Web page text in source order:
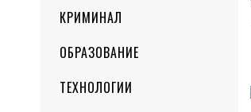
КРИМИНАЛ
ОБРАЗОВАНИЕ
ТЕХНОЛОГИИ